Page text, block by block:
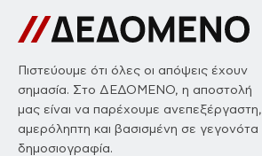
Πιστεύουμε ότι όλες οι απόψεις έχουν
σημασία. Στο ΔΕΔΟΜΕΝΟ, η αποστολή
μας είναι να παρέχουμε ανεπεξέργαστη,
αμερόληπτη και βασισμένη σε γεγονότα
δημοσιογραφία.